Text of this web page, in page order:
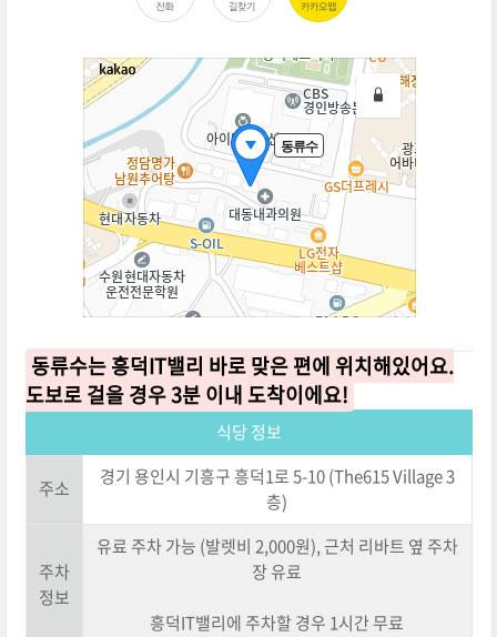
동류수는 흥덕IT밸리 바로 맞은 편에 위치해있어요.
도보로 걸을 경우 3분 이내 도착이에요!
식당 정보
주소
경기 용인시 기흥구 흥덕1로 5-10 (The615 Village 3
층)
주차
정보
유료 주차 가능 (발렛비 2,000원), 근처 리바트 옆 주차
장 유료
흥덕IT밸리에 주차할 경우 1시간 무료